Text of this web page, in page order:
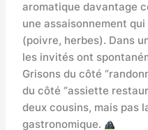
aromatique davantage
une assaisonnement
(poivre, herbes). Dans
les invités ont
Grisons du côté
du côté “assiette
deux cousins, mais pas
gastronomique.